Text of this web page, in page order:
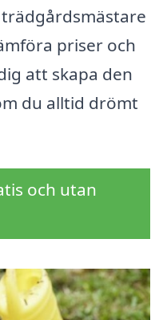
priser och
att skapa den
du alltid drömt
och utan